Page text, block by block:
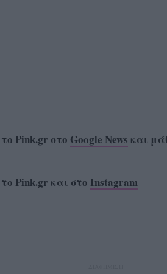
Pink.gr στο Google News και
Pink.gr και στο Instagram